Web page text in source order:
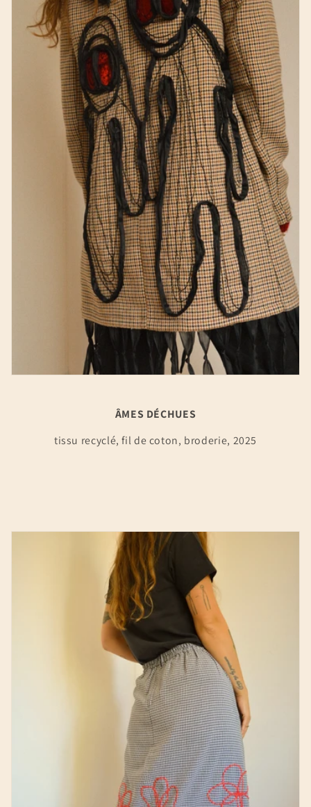
ÂMES DÉCHUES
tissu recyclé, fil de coton, broderie, 2025